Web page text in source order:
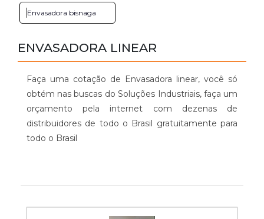
Envasadora bisnaga
ENVASADORA LINEAR
Faça uma cotação de Envasadora linear, você só
obtém nas buscas do Soluções Industriais, faça um
orçamento pela internet com dezenas de
distribuidores de todo o Brasil gratuitamente para
todo o Brasil